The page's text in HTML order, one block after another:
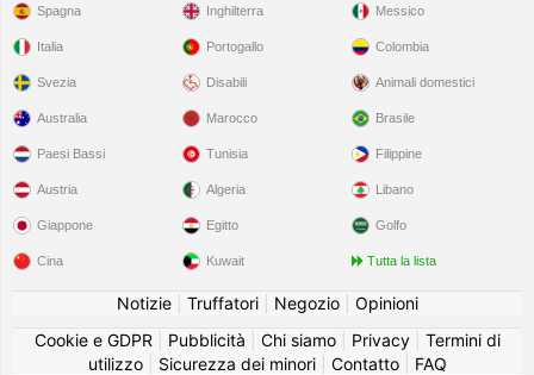
Spagna
Italia
Svezia
Inghilterra
Portogallo
Disabili
Messico
Colombia
Animali domestici
Australia
Paesi Bassi
Austria
Giappone
Cina
Marocco
Tunisia
Algeria
Egitto
Kuwait
Brasile
Filippine
Libano
Golfo
Tutta la lista
Notizie| Truffatori| Negozio| Opinioni
Cookie e GDPR
Pubblicità Chi siamo| Privacy| Termini di
utilizzo| Sicurezza dei minori| Contatto| FAQ